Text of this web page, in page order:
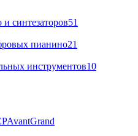
синтезаторов51
пианино21
инструментов10
AvantGrand